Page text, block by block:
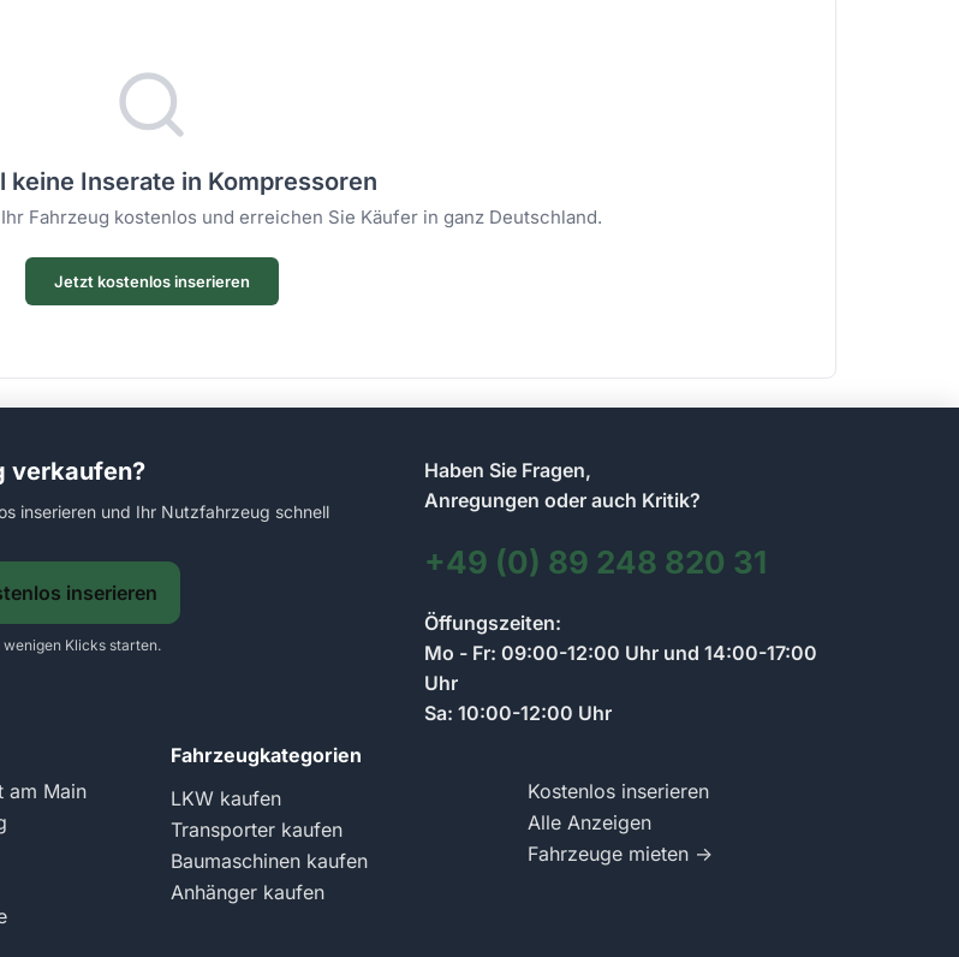
keine Inserate in Kompressoren
Fahrzeug kostenlos und erreichen Sie Käufer in ganz Deutschland.
Jetzt kostenlos inserieren
verkaufen?
inserieren und Ihr Nutzfahrzeug schnell
inserieren
wenigen Klicks starten.
Haben Sie Fragen,
Anregungen oder auch Kritik?
+49 (0) 89 248 820 31
Öffungszeiten:
Mo - Fr: 09:00-12:00 Uhr und 14:00-17:00
Uhr
Sa: 10:00-12:00 Uhr
am Main
Fahrzeugkategorien
LKW kaufen
Transporter kaufen
Baumaschinen kaufen
Anhänger kaufen
Kostenlos inserieren
Alle Anzeigen
Fahrzeuge mieten →
Kontakt zum Anzeigenmarkt-Team
Schreiben Sie uns Ihre Frage zum Anzeigenmarkt.